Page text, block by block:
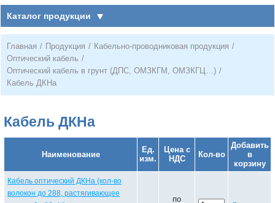
Каталог продукции
Главная / Продукция / Кабельно-проводниковая продукция /
Оптический кабель /
Оптический кабель в грунт (ДПС, ОМЗКГМ, ОМЗКГЦ…) /
Кабель ДКНа
Кабель ДКНа
Наименование
Ед.
изм.
Цена с
НДС
Кол-во
Добавить
в
корзину
Кабель оптический ДКНа (кол-во
волокон до 288, растягивающее
по